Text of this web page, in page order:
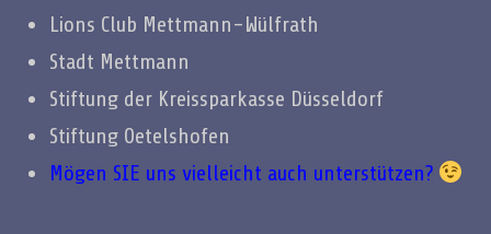
Lions Club Mettmann-Wülfrath
Stadt Mettmann
Stiftung der Kreissparkasse Düsseldorf
Stiftung Oetelshofen
Mögen SIE uns vielleicht auch unterstützen?